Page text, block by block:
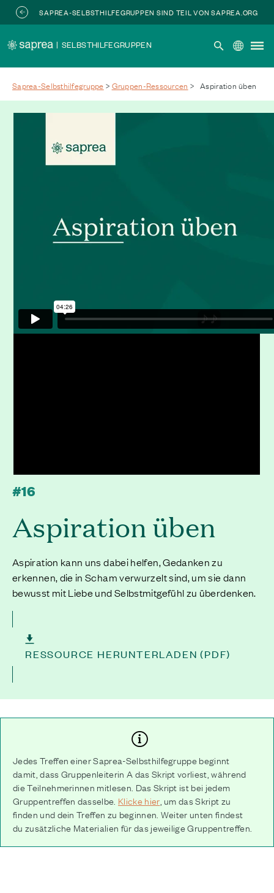
Zum Hauptinhalt springen
SAPREA-SELBSTHILFEGRUPPEN SIND TEIL VON SAPREA.ORG
| SELBSTHILFEGRUPPEN
Saprea-Selbsthilfegruppe > Gruppen-Ressourcen > Aspiration üben
#16
Aspiration üben
Aspiration kann uns dabei helfen, Gedanken zu
erkennen, die in Scham verwurzelt sind, um sie dann
bewusst mit Liebe und Selbstmitgefühl zu überdenken.
RESSOURCE HERUNTERLADEN (PDF)
Jedes Treffen einer Saprea-Selbsthilfegruppe beginnt
damit, dass Gruppenleiterin A das Skript vorliest, während
die Teilnehmerinnen mitlesen. Das Skript ist bei jedem
Gruppentreffen dasselbe. Klicke hier , um das Skript zu
finden und dein Treffen zu beginnen. Weiter unten findest
du zusätzliche Materialien für das jeweilige Gruppentreffen.